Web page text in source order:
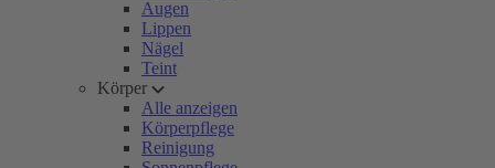
Augen
Lippen
Nägel
Teint
Körper
Alle anzeigen
Körperpflege
Reinigung